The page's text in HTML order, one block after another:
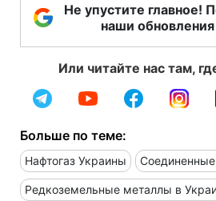
Не упустите главное!
наши
Или читайте нас там,
Больше по теме:
Нафтогаз Украины
Редкоземельные металлы в